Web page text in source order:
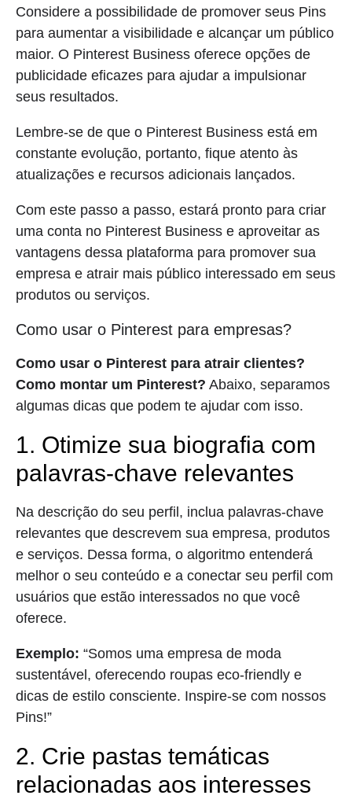
Considere a possibilidade de promover seus Pins
para aumentar a visibilidade e alcançar um público
maior. O Pinterest Business oferece opções de
publicidade eficazes para ajudar a impulsionar
seus resultados.
Lembre-se de que o Pinterest Business está em
constante evolução, portanto, fique atento às
atualizações e recursos adicionais lançados.
Com este passo a passo, estará pronto para criar
uma conta no Pinterest Business e aproveitar as
vantagens dessa plataforma para promover sua
empresa e atrair mais público interessado em seus
produtos ou serviços.
Como usar o Pinterest para empresas?
Como usar o Pinterest para atrair clientes?
Como montar um Pinterest? Abaixo, separamos
algumas dicas que podem te ajudar com isso.
1. Otimize sua biografia com
palavras-chave relevantes
Na descrição do seu perfil, inclua palavras-chave
relevantes que descrevem sua empresa, produtos
e serviços. Dessa forma, o algoritmo entenderá
melhor o seu conteúdo e a conectar seu perfil com
usuários que estão interessados no que você
oferece.
Exemplo: “Somos uma empresa de moda
sustentável, oferecendo roupas eco-friendly e
dicas de estilo consciente. Inspire-se com nossos
Pins!”
2. Crie pastas temáticas
relacionadas aos interesses